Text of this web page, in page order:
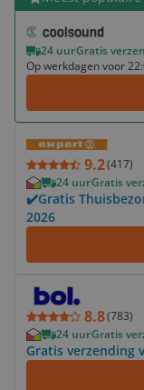
24 uurGratis
Op werkdagen voor
9.2(417)
24 uurGratis
✔️Gratis
2026
8.8(783)
24 uurGratis
Gratis verzending
Bekijk product